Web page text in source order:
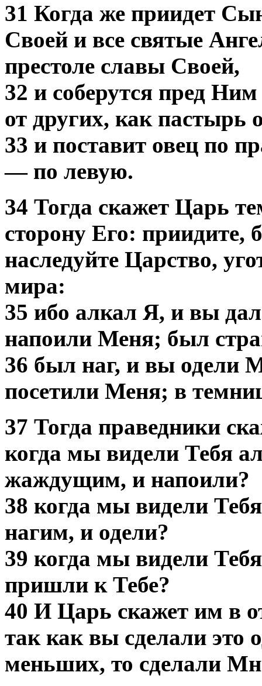
31 Когда же приидет
Своей и все святые
престоле славы Своей,
32 и соберутся пред
от других, как пастырь
33 и поставит овец по
— по левую.
34 Тогда скажет Царь
сторону Его: приидите,
наследуйте Царство,
мира:
35 ибо алкал Я, и вы
напоили Меня; был
36 был наг, и вы одели
посетили Меня; в
37 Тогда праведники
когда мы видели Тебя
жаждущим, и напоили?
38 когда мы видели
нагим, и одели?
39 когда мы видели
пришли к Тебе?
40 И Царь скажет им в
так как вы сделали это
меньших, то сделали